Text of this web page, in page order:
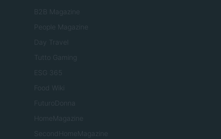
B2B Magazine
People Magazine
Day Travel
Tutto Gaming
ESG 365
Food Wiki
FuturoDonna
HomeMagazine
SecondHomeMagazine